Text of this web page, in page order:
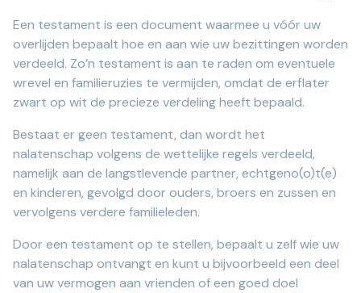
Een testament is een document waarmee u vóór uw
overlijden bepaalt hoe en aan wie uw bezittingen worden
verdeeld. Zo’n testament is aan te raden om eventuele
wrevel en familieruzies te vermijden, omdat de erflater
zwart op wit de precieze verdeling heeft bepaald.
Bestaat er geen testament, dan wordt het
nalatenschap volgens de wettelijke regels verdeeld,
namelijk aan de langstlevende partner, echtgeno(o)t(e)
en kinderen, gevolgd door ouders, broers en zussen en
vervolgens verdere familieleden.
Door een testament op te stellen, bepaalt u zelf wie uw
nalatenschap ontvangt en kunt u bijvoorbeeld een deel
van uw vermogen aan vrienden of een goed doel